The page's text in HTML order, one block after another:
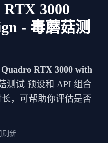
3000
- 毒蘑菇测
RTX 3000 with
测试 预设和 API 组合
长，可帮助你评估是否
刷新